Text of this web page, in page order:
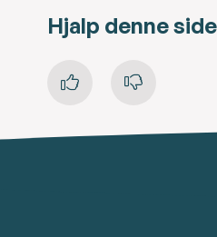
Hjalp denne